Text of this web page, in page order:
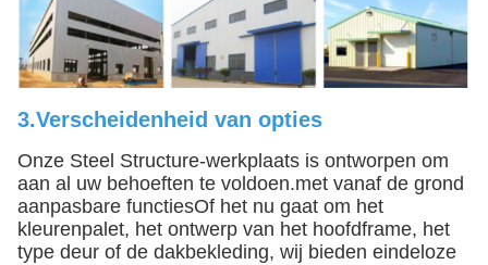
3.Verscheidenheid van opties
Onze Steel Structure-werkplaats is ontworpen om
aan al uw behoeften te voldoen.met vanaf de grond
aanpasbare functiesOf het nu gaat om het
kleurenpalet, het ontwerp van het hoofdframe, het
type deur of de dakbekleding, wij bieden eindeloze